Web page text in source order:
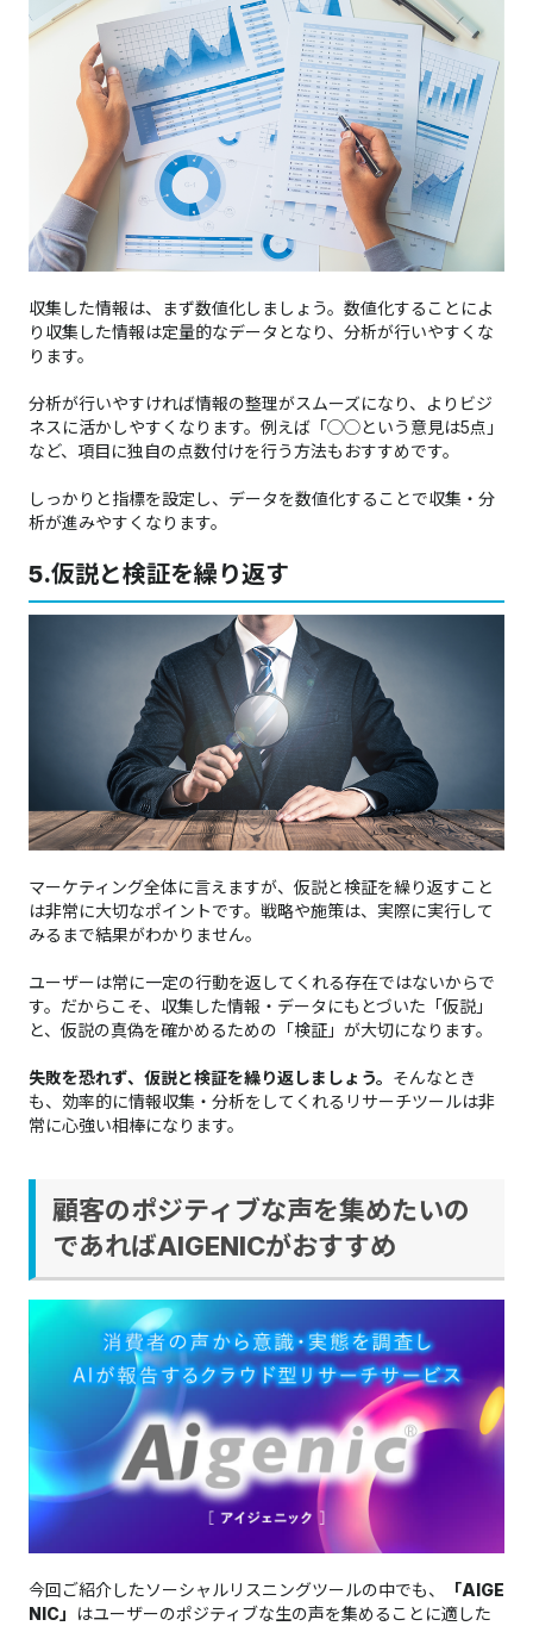
収集した情報は、まず数値化しましょう。数値化することによ
り収集した情報は定量的なデータとなり、分析が行いやすくな
ります。
分析が行いやすければ情報の整理がスムーズになり、よりビジ
ネスに活かしやすくなります。例えば「◯◯という意見は5点」
など、項目に独自の点数付けを行う方法もおすすめです。
しっかりと指標を設定し、データを数値化することで収集・分
析が進みやすくなります。
5.仮説と検証を繰り返す
マーケティング全体に言えますが、仮説と検証を繰り返すこと
は非常に大切なポイントです。戦略や施策は、実際に実行して
みるまで結果がわかりません。
ユーザーは常に一定の行動を返してくれる存在ではないからで
す。だからこそ、収集した情報・データにもとづいた「仮説」
と、仮説の真偽を確かめるための「検証」が大切になります。
失敗を恐れず、仮説と検証を繰り返しましょう。 そんなとき
も、効率的に情報収集・分析をしてくれるリサーチツールは非
常に心強い相棒になります。
顧客のポジティブな声を集めたいの
であればAIGENICがおすすめ
今回ご紹介したソーシャルリスニングツールの中でも、
「AIGE
NIC」
はユーザーのポジティブな生の声を集めることに適した